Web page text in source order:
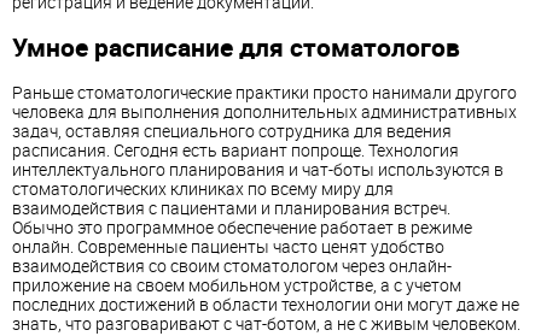
Умное расписание для стоматологов
Раньше стоматологические практики просто нанимали другого
человека для выполнения дополнительных административных
задач, оставляя специального сотрудника для ведения
расписания. Сегодня есть вариант попроще. Технология
интеллектуального планирования и чат-боты используются в
стоматологических клиниках по всему миру для
взаимодействия с пациентами и планирования встреч.
Обычно это программное обеспечение работает в режиме
онлайн. Современные пациенты часто ценят удобство
взаимодействия со своим стоматологом через онлайн-
приложение на своем мобильном устройстве, а с учетом
последних достижений в области технологии они могут даже не
знать, что разговаривают с чат-ботом, а не с живым человеком.